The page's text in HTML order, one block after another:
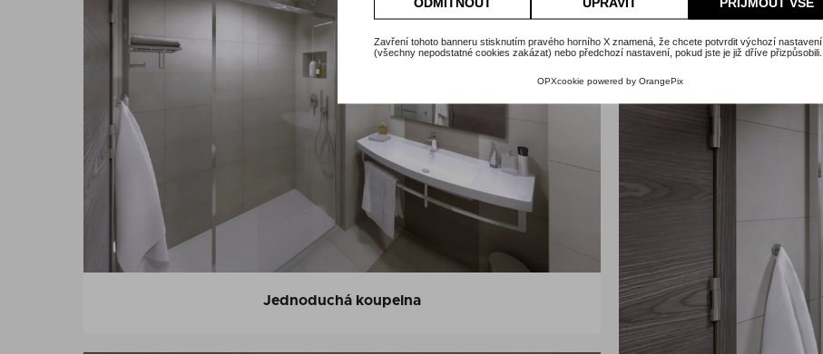
Zavření tohoto banneru stisknutím pravého horního X znamená, že chcete potvrdit výchozí nastavení
(všechny nepodstatné cookies zakázat) nebo předchozí nastavení, pokud jste je již dříve přizpůsobili.
OPXcookie powered by OrangePix
Jednoduchá koupelna